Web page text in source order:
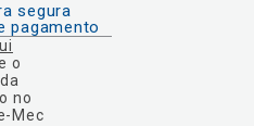
segura
pagamento
o
no
Mec